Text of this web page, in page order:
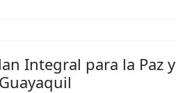
Integral para la Paz y